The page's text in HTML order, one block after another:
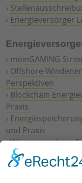
›
› Energieversorger
› meinGAMING
› Offshore-
Perspektiven
› Blockchain
Praxis
›
und Praxis
›Wie erneuerbare
Digitalisierung
Prozesse